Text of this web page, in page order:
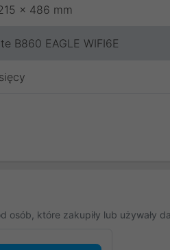
x 486 mm
B860 EAGLE WIFI6E
osób, które zakupiły lub używały